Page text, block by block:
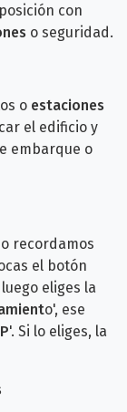
con
o seguridad.
o estaciones
el edificio y
embarque o
recordamos
el botón
eliges la
o', ese
P'. Si lo eliges, la